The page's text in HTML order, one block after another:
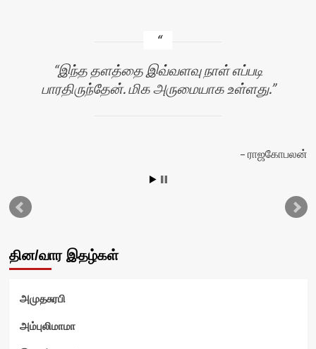
இந்த தளத்தை இவ்வளவு நாள் எப்படி
பாரதிருந்தேன். மிக அருமையாக உள்ளது.
ராஜகோபலன்
தின/வார இதழ்கள்
அமுதசுரபி
அம்புலிமாமா